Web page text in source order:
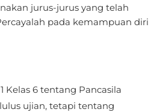
jurus-jurus yang telah
pada kemampuan diri
Kelas 6 tentang Pancasila
ujian, tetapi tentang